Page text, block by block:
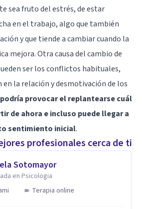
sea fruto del estrés, de estar
en el trabajo, algo que también
y que tiende a cambiar cuando la
mejora. Otra causa del cambio de
ser los conflictos habituales,
en la relación y desmotivación de los
provocar el replantearse cuál
de ahora e incluso puede llegar a
sentimiento inicial.
profesionales cerca de ti
Sotomayor
en Psicologia
Terapia online